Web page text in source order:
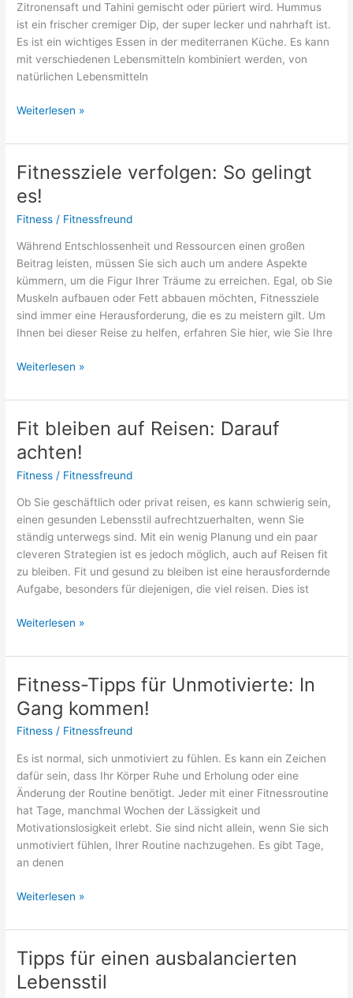
Zitronensaft und Tahini gemischt oder püriert wird. Hummus
ist ein frischer cremiger Dip, der super lecker und nahrhaft ist.
Es ist ein wichtiges Essen in der mediterranen Küche. Es kann
mit verschiedenen Lebensmitteln kombiniert werden, von
natürlichen Lebensmitteln
Was
gut
Hummus?
Weiterlesen »
Fitnessziele verfolgen: So gelingt
es!
Fitness / Fitnessfreund
Während Entschlossenheit und Ressourcen einen großen
Beitrag leisten, müssen Sie sich auch um andere Aspekte
kümmern, um die Figur Ihrer Träume zu erreichen. Egal, ob Sie
Muskeln aufbauen oder Fett abbauen möchten, Fitnessziele
sind immer eine Herausforderung, die es zu meistern gilt. Um
Ihnen bei dieser Reise zu helfen, erfahren Sie hier, wie Sie Ihre
Fitnessziele
So
es!
Weiterlesen »
Fit bleiben auf Reisen: Darauf
achten!
Fitness / Fitnessfreund
Ob Sie geschäftlich oder privat reisen, es kann schwierig sein,
einen gesunden Lebensstil aufrechtzuerhalten, wenn Sie
ständig unterwegs sind. Mit ein wenig Planung und ein paar
cleveren Strategien ist es jedoch möglich, auch auf Reisen fit
zu bleiben. Fit und gesund zu bleiben ist eine herausfordernde
Aufgabe, besonders für diejenigen, die viel reisen. Dies ist
Fit
auf
Darauf
achten!
Weiterlesen »
Fitness-Tipps für Unmotivierte: In
Gang kommen!
Fitness / Fitnessfreund
Es ist normal, sich unmotiviert zu fühlen. Es kann ein Zeichen
dafür sein, dass Ihr Körper Ruhe und Erholung oder eine
Änderung der Routine benötigt. Jeder mit einer Fitnessroutine
hat Tage, manchmal Wochen der Lässigkeit und
Motivationslosigkeit erlebt. Sie sind nicht allein, wenn Sie sich
unmotiviert fühlen, Ihrer Routine nachzugehen. Es gibt Tage,
an denen
Fitness-
für
In
Gang
Weiterlesen »
Tipps für einen ausbalancierten
Lebensstil